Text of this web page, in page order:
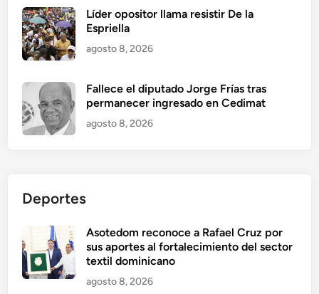
Líder opositor llama resistir De la
Espriella
agosto 8, 2026
Fallece el diputado Jorge Frías tras
permanecer ingresado en Cedimat
agosto 8, 2026
Deportes
Asotedom reconoce a Rafael Cruz por
sus aportes al fortalecimiento del sector
textil dominicano
agosto 8, 2026